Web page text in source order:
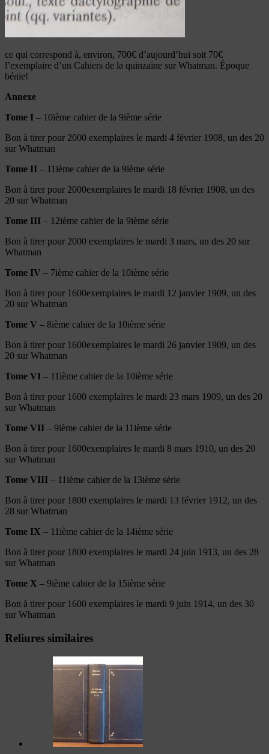
ce qui correspond à, environ, 700€ d’aujourd’hui soit 70€
l’exemplaire d’un Cahiers de la quinzaine sur Whatman. Époque
bénie!
Annexe
Tome I – 10ième cahier de la 9ième série
Bon à tirer pour 2000 exemplaires le mardi 4 février 1908, un des 20
sur Whatman
Tome II – 11ième cahier de la 9ième série
Bon à tirer pour 2000exemplaires le mardi 18 février 1908, un des
20 sur Whatman
Tome III – 12ième cahier de la 9ième série
Bon à tirer pour 2000 exemplaires le mardi 3 mars, un des 20 sur
Whatman
Tome IV – 7ième cahier de la 10ième série
Bon à tirer pour 1600exemplaires le mardi 12 janvier 1909, un des
20 sur Whatman
Tome V – 8ième cahier de la 10ième série
Bon à tirer pour 1600exemplaires le mardi 26 janvier 1909, un des
20 sur Whatman
Tome VI – 11ième cahier de la 10ième série
Bon à tirer pour 1600 exemplaires le mardi 23 mars 1909, un des 20
sur Whatman
Tome VII – 9ième cahier de la 11ième série
Bon à tirer pour 1600exemplaires le mardi 8 mars 1910, un des 20
sur Whatman
Tome VIII – 11ième cahier de la 13ième série
Bon à tirer pour 1800 exemplaires le mardi 13 février 1912, un des
28 sur Whatman
Tome IX – 11ième cahier de la 14ième série
Bon à tirer pour 1800 exemplaires le mardi 24 juin 1913, un des 28
sur Whatman
Tome X – 9ième cahier de la 15ième série
Bon à tirer pour 1600 exemplaires le mardi 9 juin 1914, un des 30
sur Whatman
Reliures similaires